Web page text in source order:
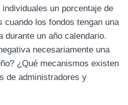
un porcentaje de
cuando los fondos tengan una
durante un año calendario.
necesariamente una
¿Qué mecanismos existen
de administradores y